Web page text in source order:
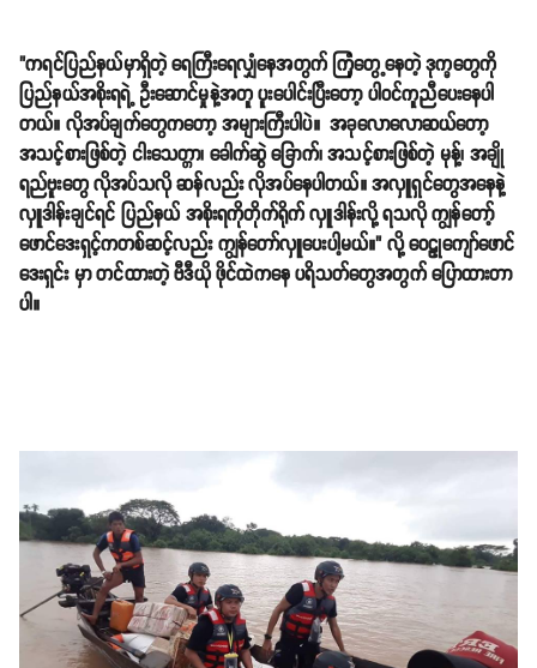
"ကရင်ပြည်နယ်မှာရှိတဲ့ ရေကြီးရေလျှံနေအတွက် ကြုံတွေ့နေတဲ့ ဒုက္ခတွေကို
ပြည်နယ်အစိုးရရဲ့ ဦးဆောင်မှုနဲ့အတူ ပူးပေါင်းပြီးတော့ ပါဝင်ကူညီပေးနေပါ
တယ်။ လိုအပ်ချက်တွေကတော့ အများကြီးပါပဲ။ အခုလောလောဆယ်တော့
အသင့်စားဖြစ်တဲ့ ငါးသေတ္တာ၊ ခေါက်ဆွဲ ခြောက်၊ အသင့်စားဖြစ်တဲ့ မုန့်၊ အချို
ရည်ဗူးတွေ လိုအပ်သလို ဆန်လည်း လိုအပ်နေပါတယ်။ အလှူရှင်တွေအနေနဲ့
လှူဒါန်းချင်ရင် ပြည်နယ် အစိုးရကိုတိုက်ရိုက် လှူဒါန်းလို့ ရသလို ကျွန်တော့်
ဖောင်ဒေးရှင့်ကတစ်ဆင့်လည်း ကျွန်တော်လှူပေးပါ့မယ်။" လို့ ဝေဠုကျော်ဖောင်
ဒေးရှင်း မှာ တင်ထားတဲ့ ဗီဒီယို ဖိုင်ထဲကနေ ပရိသတ်တွေအတွက် ပြောထားတာ
ပါ။